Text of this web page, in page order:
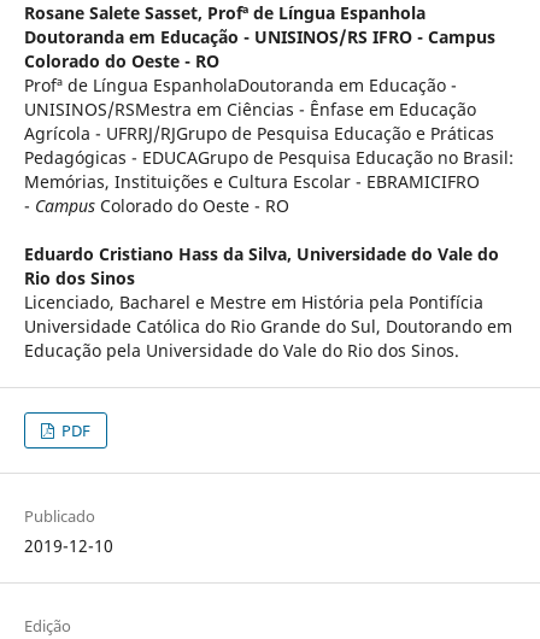
Rosane Salete Sasset, Profª de Língua Espanhola
Doutoranda em Educação - UNISINOS/RS IFRO - Campus
Colorado do Oeste - RO
Profª de Língua EspanholaDoutoranda em Educação -
UNISINOS/RSMestra em Ciências - Ênfase em Educação
Agrícola - UFRRJ/RJGrupo de Pesquisa Educação e Práticas
Pedagógicas - EDUCAGrupo de Pesquisa Educação no Brasil:
Memórias, Instituições e Cultura Escolar - EBRAMICIFRO
- CampusColorado do Oeste - RO
Eduardo Cristiano Hass da Silva, Universidade do Vale do
Rio dos Sinos
Licenciado, Bacharel e Mestre em História pela Pontifícia
Universidade Católica do Rio Grande do Sul, Doutorando em
Educação pela Universidade do Vale do Rio dos Sinos.
PDF
Publicado
2019-12-10
Edição